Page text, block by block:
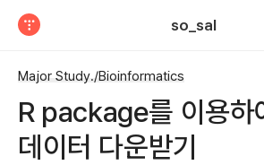
so_sal
Major Study./Bioinformatics
R package를 이용
데이터 다운받기